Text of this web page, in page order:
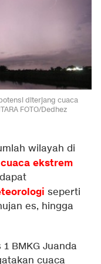
diterjang cuaca
FOTO/Dedhez
wilayah di
cuaca ekstrem
seperti
es, hingga
BMKG Juanda
cuaca